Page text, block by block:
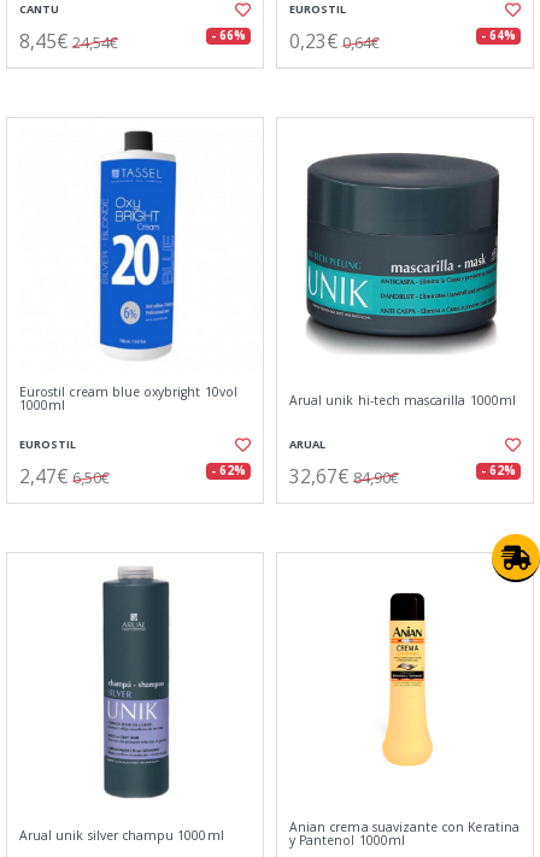
CANTU
8,45€ 24,54€ - 66%
EUROSTIL
0,23€ 0,64€ - 64%
Eurostil cream blue oxybright 10vol
1000ml
EUROSTIL
2,47€ 6,50€ - 62%
Arual unik hi-tech mascarilla 1000ml
ARUAL
32,67€ 84,90€ - 62%
Arual unik silver champu 1000ml Anian crema suavizante con Keratina
y Pantenol 1000ml